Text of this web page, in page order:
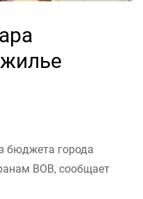
бюджета города
ВОВ, сообщает